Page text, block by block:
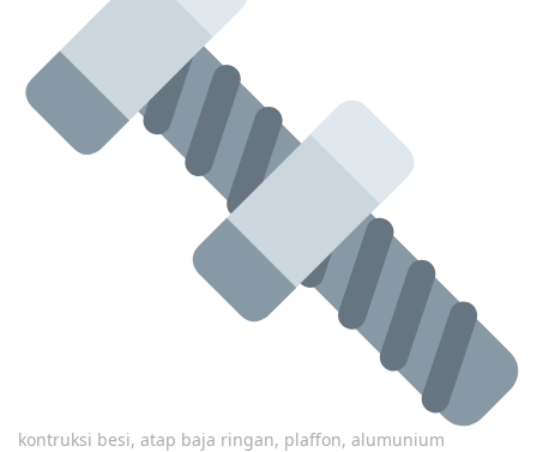
kontruksi besi, atap baja ringan, plaffon, alumunium